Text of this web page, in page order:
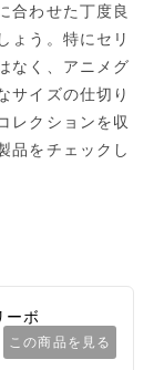
合わせた丁度良
ょう。特にセリ
なく、アニメグ
サイズの仕切り
レクションを収
品をチェックし
この商品を見る